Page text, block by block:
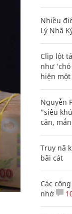
Nhiều
Lý Nhã
Clip lột
như
hiện
Nguyễn
"siêu
cân,
Truy nã
bãi cát
Các
nhớ